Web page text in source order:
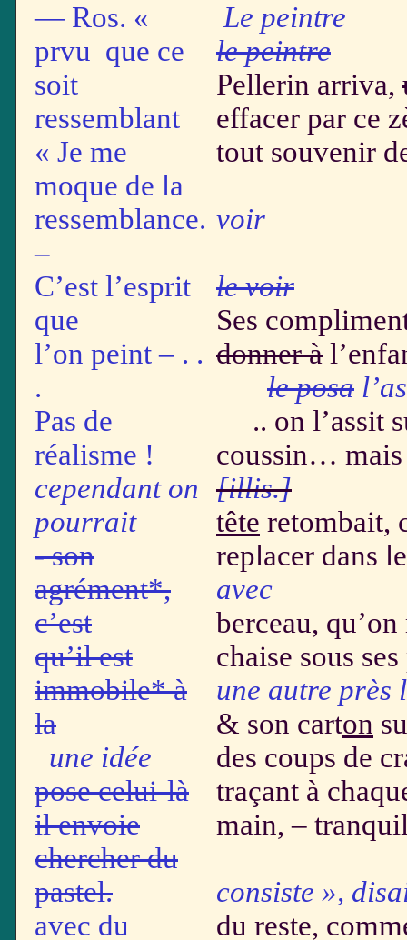
— Ros. «
prvu que ce
soit
ressemblant
« Je me
moque de la
ressemblance.
–
C’est l’esprit
que
l’on peint – . .
.
Pas de
réalisme !
cependant on
pourrait
- son
agrément*,
c’est
qu’il est
immobile* à
la
une idée
pose celui-là
il envoie
chercher du
pastel.
avec du
Le peintre
le peintre
Pellerin arriva,
effacer par ce
tout souvenir
voir
le voir
Ses
donner à
le posa
.. on l’assit
coussin… mais
[illis.]
tête retombait,
replacer dans le
avec
berceau,
chaise sous
une autre près
& son carton
des coups de
traçant à
main, –
consiste »,
du reste,